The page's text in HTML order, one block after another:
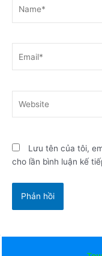
Lưu tên của tôi,
cho lần bình luận kế